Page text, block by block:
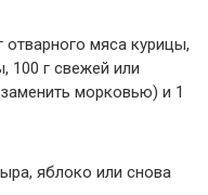
мяса курицы,
100 г свежей или
морковью) и 1
яблоко или снова